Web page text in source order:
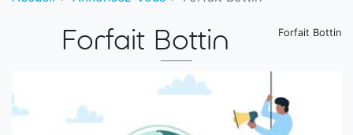
Forfait Bottin
Forfait Bottin